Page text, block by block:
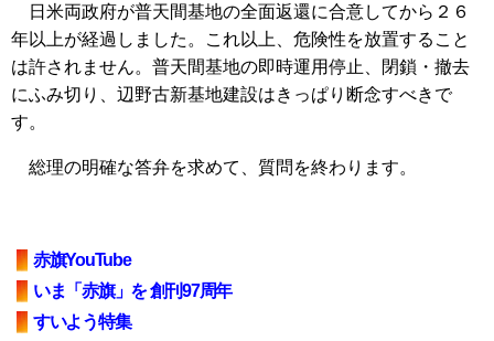
日米両政府が普天間基地の全面返還に合意してから２６
年以上が経過しました。これ以上、危険性を放置すること
は許されません。普天間基地の即時運用停止、閉鎖・撤去
にふみ切り、辺野古新基地建設はきっぱり断念すべきで
す。
総理の明確な答弁を求めて、質問を終わります。
赤旗YouTube
いま「赤旗」を 創刊97周年
すいよう特集